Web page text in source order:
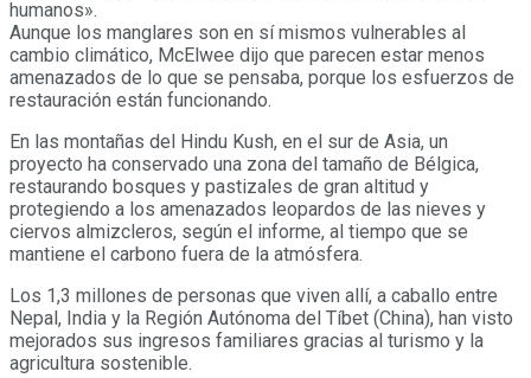
humanos».
Aunque los manglares son en sí mismos vulnerables al
cambio climático, McElwee dijo que parecen estar menos
amenazados de lo que se pensaba, porque los esfuerzos de
restauración están funcionando.
En las montañas del Hindu Kush, en el sur de Asia, un
proyecto ha conservado una zona del tamaño de Bélgica,
restaurando bosques y pastizales de gran altitud y
protegiendo a los amenazados leopardos de las nieves y
ciervos almizcleros, según el informe, al tiempo que se
mantiene el carbono fuera de la atmósfera.
Los 1,3 millones de personas que viven allí, a caballo entre
Nepal, India y la Región Autónoma del Tíbet (China), han visto
mejorados sus ingresos familiares gracias al turismo y la
agricultura sostenible.